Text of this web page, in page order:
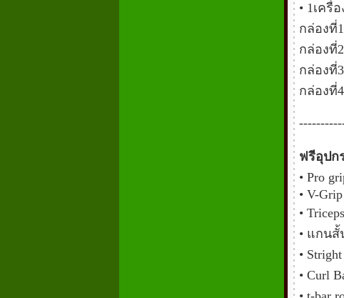
• 1เครื่
กล่องที่
กล่องที่
กล่องที่
กล่องที่
ฟรีอุปก
• Pro
• V-Grip
•
• แกน
•
• Curl